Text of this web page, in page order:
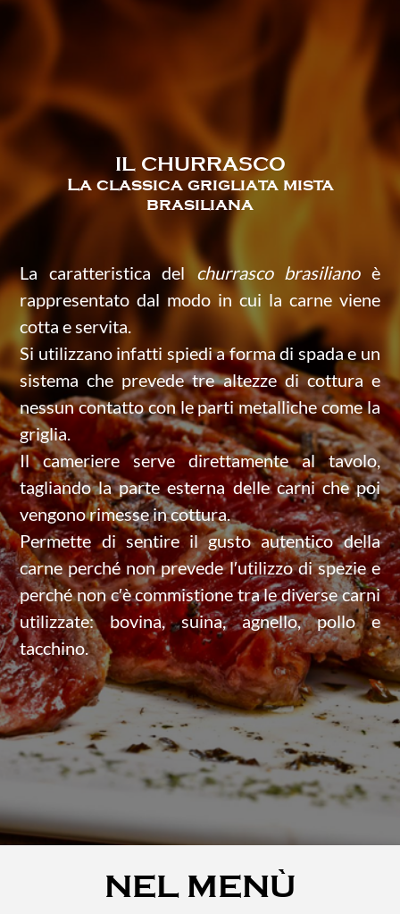
IL CHURRASCO
La classica grigliata mista
brasiliana
La caratteristica del churrasco brasilianoè
rappresentato dal modo in cui la carne viene
cotta e servita.
Si utilizzano infatti spiedi a forma di spada e un
sistema che prevede tre altezze di cottura e
nessun contatto con le parti metalliche come la
griglia.
Il cameriere serve direttamente al tavolo,
tagliando la parte esterna delle carni che poi
vengono rimesse in cottura.
Permette di sentire il gusto autentico della
carne perché non prevede l′utilizzo di spezie e
perché non c′è commistione tra le diverse carni
utilizzate: bovina, suina, agnello, pollo e
tacchino.
NEL MENÙ